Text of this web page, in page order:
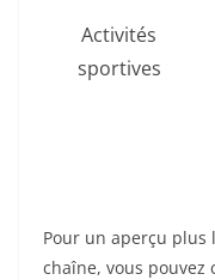
Activités
sportives
Pour un aperçu plus
chaîne, vous pouvez